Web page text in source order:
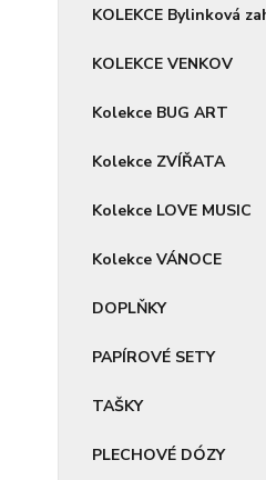
KOLEKCE Bylinková
KOLEKCE VENKOV
Kolekce BUG ART
Kolekce ZVÍŘATA
Kolekce LOVE MUSIC
Kolekce VÁNOCE
DOPLŇKY
PAPÍROVÉ SETY
TAŠKY
PLECHOVÉ DÓZY